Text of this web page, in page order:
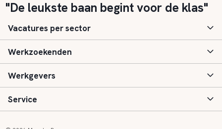
"De leukste baan begint voor de klas"
Vacatures per sector
Basisonderwijs
Speciaal (basis) onderwijs
Voortgezet onderwijs
Werkzoekenden
Aanmelden
Vacatures
Werkgevers
Inloggen
Service